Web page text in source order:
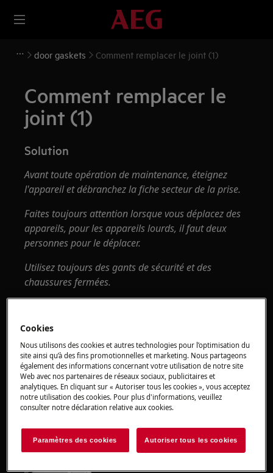
door gaskets Comment remplacer le joint (1)
Comment remplacer le
joint (1)
Solution
Avant toute opération de maintenance, éteignez
l'appareil et débranchez la fiche secteur de laprise.
Faites toujours attention lorsque vous déplacez des
appareils, pour les appareils lourds, il faut deux
personnes pour le déplacer.
Utilisez toujours des gants de sécurité et des
chaussures fermées.
la sécurité si elle n'est pas effectuée correctement.
Retirez les charnières :
Outils: Tournevis cruciforme 6 × 300
Cookies
Nous utilisons des cookies et autres technologies pour l’optimisation du
site ainsi qu’à des fins promotionnelles et marketing. Nous partageons
également des informations concernant votre utilisation de notre site
Web avec nos partenaires de réseaux sociaux, publicitaires et
analytiques. En cliquant sur « Autoriser tous les cookies », vous acceptez
notre utilisation des cookies. Pour plus d'informations, veuillez
consulter notre déclaration relative aux cookies.
Paramètres des cookies Autoriser tous les cookies